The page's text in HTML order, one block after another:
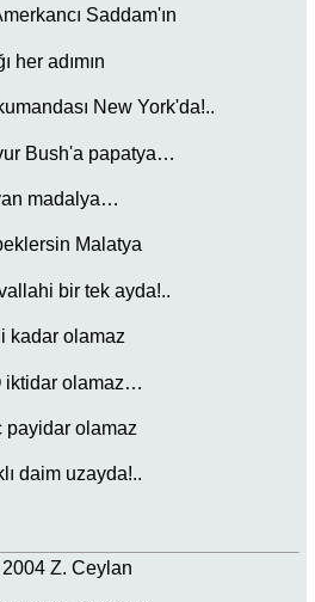
Saddam'ın
her adımın
New York'da!..
Bush'a papatya…
madalya…
Malatya
bir tek ayda!..
kadar olamaz
iktidar olamaz…
payidar olamaz
daim uzayda!..
Z. Ceylan